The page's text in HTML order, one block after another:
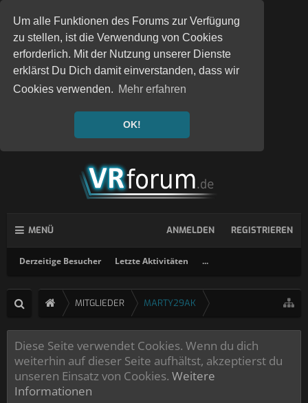
Um alle Funktionen des Forums zur Verfügung
zu stellen, ist die Verwendung von Cookies
erforderlich. Mit der Nutzung unserer Dienste
erklärst Du Dich damit einverstanden, dass wir
Cookies verwenden. Mehr erfahren
OK!
MENÜ
Derzeitige Besucher Letzte Aktivitäten ...
ANMELDEN REGISTRIEREN
MITGLIEDER MARTY29AK
Diese Seite verwendet Cookies. Wenn du dich
weiterhin auf dieser Seite aufhältst, akzeptierst du
unseren Einsatz von Cookies. Weitere
Informationen